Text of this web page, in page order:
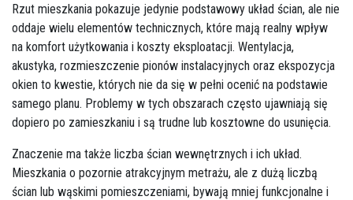
Rzut mieszkania pokazuje jedynie podstawowy układ ścian, ale nie
oddaje wielu elementów technicznych, które mają realny wpływ
na komfort użytkowania i koszty eksploatacji. Wentylacja,
akustyka, rozmieszczenie pionów instalacyjnych oraz ekspozycja
okien to kwestie, których nie da się w pełni ocenić na podstawie
samego planu. Problemy w tych obszarach często ujawniają się
dopiero po zamieszkaniu i są trudne lub kosztowne do usunięcia.
Znaczenie ma także liczba ścian wewnętrznych i ich układ.
Mieszkania o pozornie atrakcyjnym metrażu, ale z dużą liczbą
ścian lub wąskimi pomieszczeniami, bywają mniej funkcjonalne i